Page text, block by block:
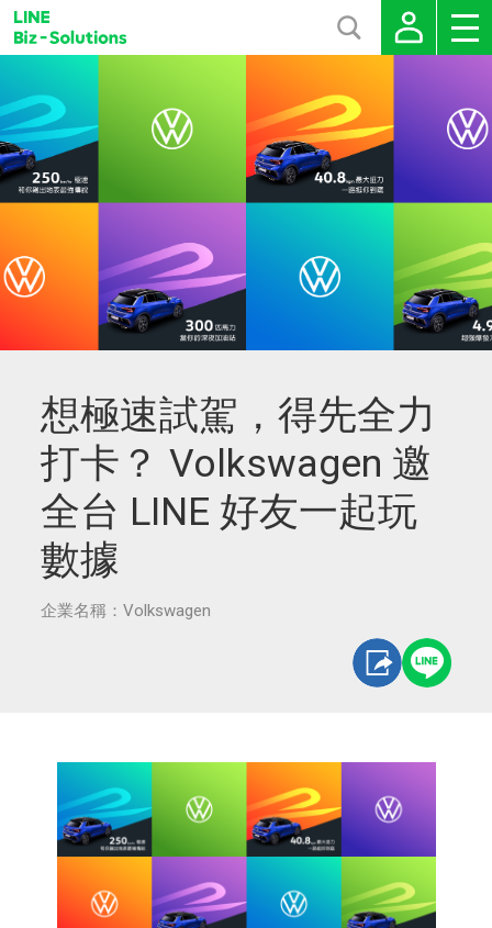
想極速試駕，得先全力
打卡？ Volkswagen 邀
全台 LINE 好友一起玩
數據
企業名稱：Volkswagen